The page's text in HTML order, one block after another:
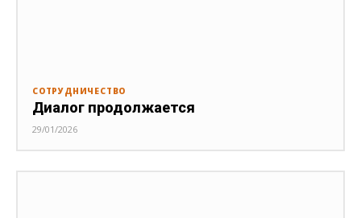
СОТРУДНИЧЕСТВО
Диалог продолжается
29/01/2026